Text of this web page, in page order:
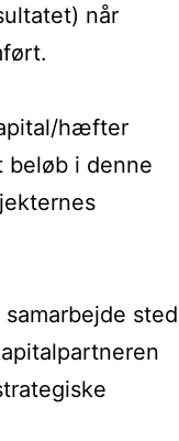
når
hæfter
i denne
sted